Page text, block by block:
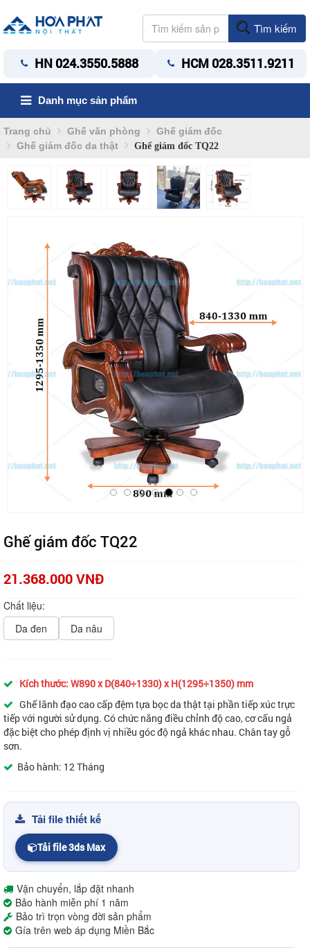
Tìm kiếm
HN 024.3550.5888 HCM 028.3511.9211
Danh mục sản phẩm
Trang chủ Ghế văn phòng
Ghế giám đốc
Ghế giám đốc da thật
Ghế giám đốc TQ22
Ghế giám đốc TQ22
21.368.000 VNĐ
Chất liệu:
Da đen
Da nâu
Kích thước: W890 x D(840÷1330) x H(1295÷1350) mm
Ghế lãnh đạo cao cấp đệm tựa bọc da thật tại phần tiếp xúc trực
tiếp với người sử dụng. Có chức năng điều chỉnh độ cao, cơ cấu ngả
đặc biệt cho phép định vị nhiều góc độ ngả khác nhau. Chân tay gỗ
sơn.
Bảo hành: 12 Tháng
Tải file thiết kế
Tải file 3ds Max
Vận chuyển, lắp đặt nhanh
Bảo hành miễn phí 1 năm
Bảo trì trọn vòng đời sản phẩm
Gía trên web áp dụng Miền Bắc